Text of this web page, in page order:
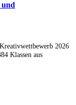
und
2026
Klassen aus